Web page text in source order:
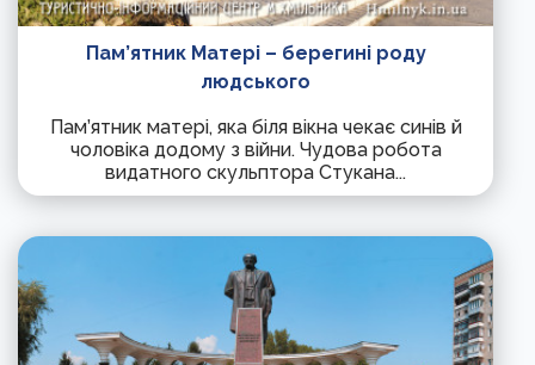
Пам’ятник Матері – берегині роду
людського
Пам’ятник матері, яка біля вікна чекає синів й
чоловіка додому з війни. Чудова робота
видатного скульптора Стукана...